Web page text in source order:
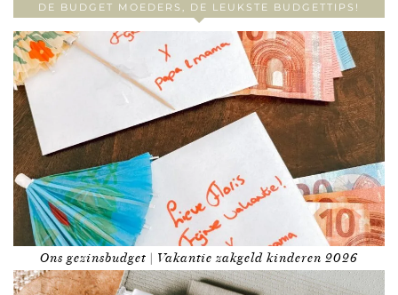
DE BUDGET MOEDERS, DE LEUKSTE BUDGETTIPS!
Ons gezinsbudget | Vakantie zakgeld kinderen 2026